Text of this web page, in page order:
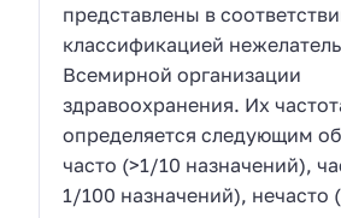
представлены в
классификацией
Всемирной организации
здравоохранения. Их
определяется следующим
часто (>1/10 назначений),
1/100 назначений), нечасто